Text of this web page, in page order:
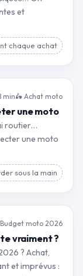
et
chaque achat
min🛵 Achat moto
une moto
routier…
une moto
sous la main
Budget moto 2026
vraiment ?
? Achat,
et imprévus :